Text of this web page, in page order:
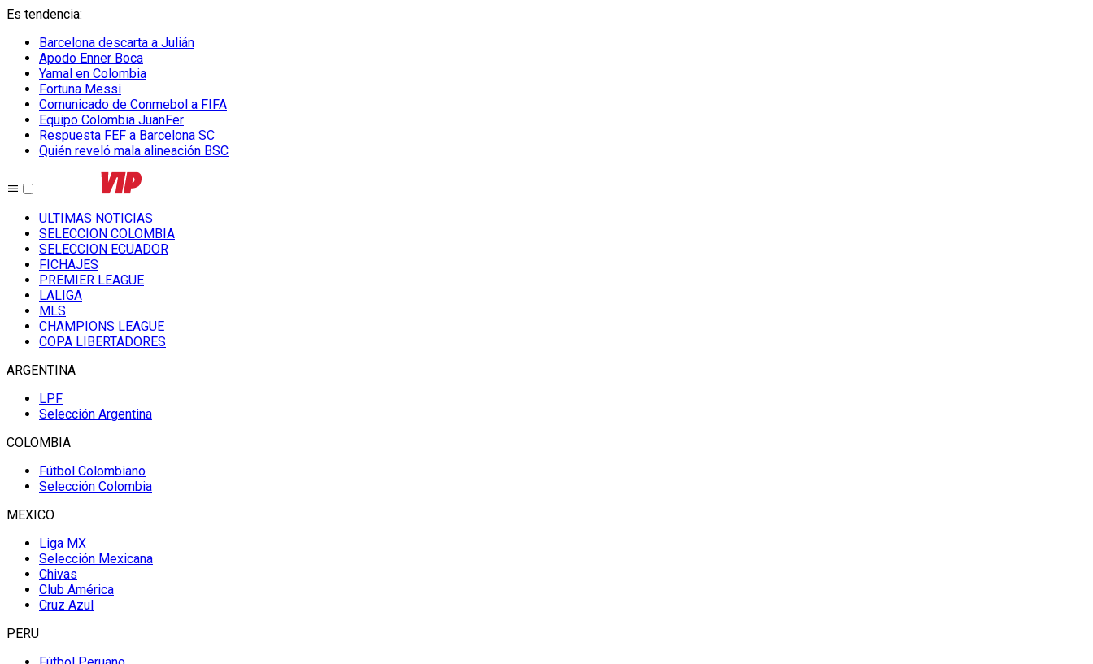
Es tendencia:
Barcelona descarta a Julián
Apodo Enner Boca
Yamal en Colombia
Fortuna Messi
Comunicado de Conmebol a FIFA
Equipo Colombia JuanFer
Respuesta FEF a Barcelona SC
Quién reveló mala alineación BSC
ULTIMAS NOTICIAS
SELECCION COLOMBIA
SELECCION ECUADOR
FICHAJES
PREMIER LEAGUE
LALIGA
MLS
CHAMPIONS LEAGUE
COPA LIBERTADORES
ARGENTINA
LPF
Selección Argentina
COLOMBIA
Fútbol Colombiano
Selección Colombia
MEXICO
Liga MX
Selección Mexicana
Chivas
Club América
Cruz Azul
PERU